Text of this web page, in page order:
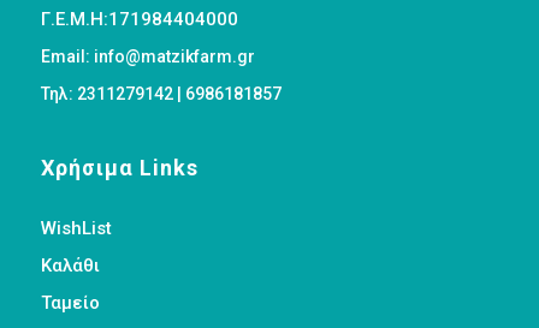
Γ.Ε.Μ.Η:171984404000
Email: info@matzikfarm.gr
Τηλ: 2311279142 | 6986181857
Χρήσιμα Links
WishList
Καλάθι
Ταμείο